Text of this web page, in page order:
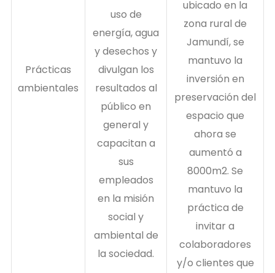
Prácticas
ambientales
uso de
energía, agua
y desechos y
divulgan los
resultados al
público en
general y
capacitan a
sus
empleados
en la misión
social y
ambiental de
la sociedad.
ubicado en la
zona rural de
Jamundí, se
mantuvo la
inversión en
preservación del
espacio que
ahora se
aumentó a
8000m2. Se
mantuvo la
práctica de
invitar a
colaboradores
y/o clientes que